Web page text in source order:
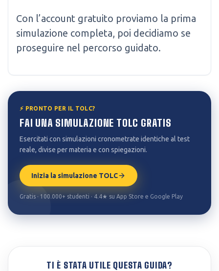
Con l’account gratuito proviamo la prima
simulazione completa, poi decidiamo se
proseguire nel percorso guidato.
⚡ PRONTO PER IL TOLC?
FAI UNA SIMULAZIONE TOLC GRATIS
Esercitati con simulazioni cronometrate identiche al test
reale, divise per materia e con spiegazioni.
Inizia la simulazione TOLC
Gratis · 100.000+ studenti · 4.4★ su App Store e Google Play
TI È STATA UTILE QUESTA GUIDA?